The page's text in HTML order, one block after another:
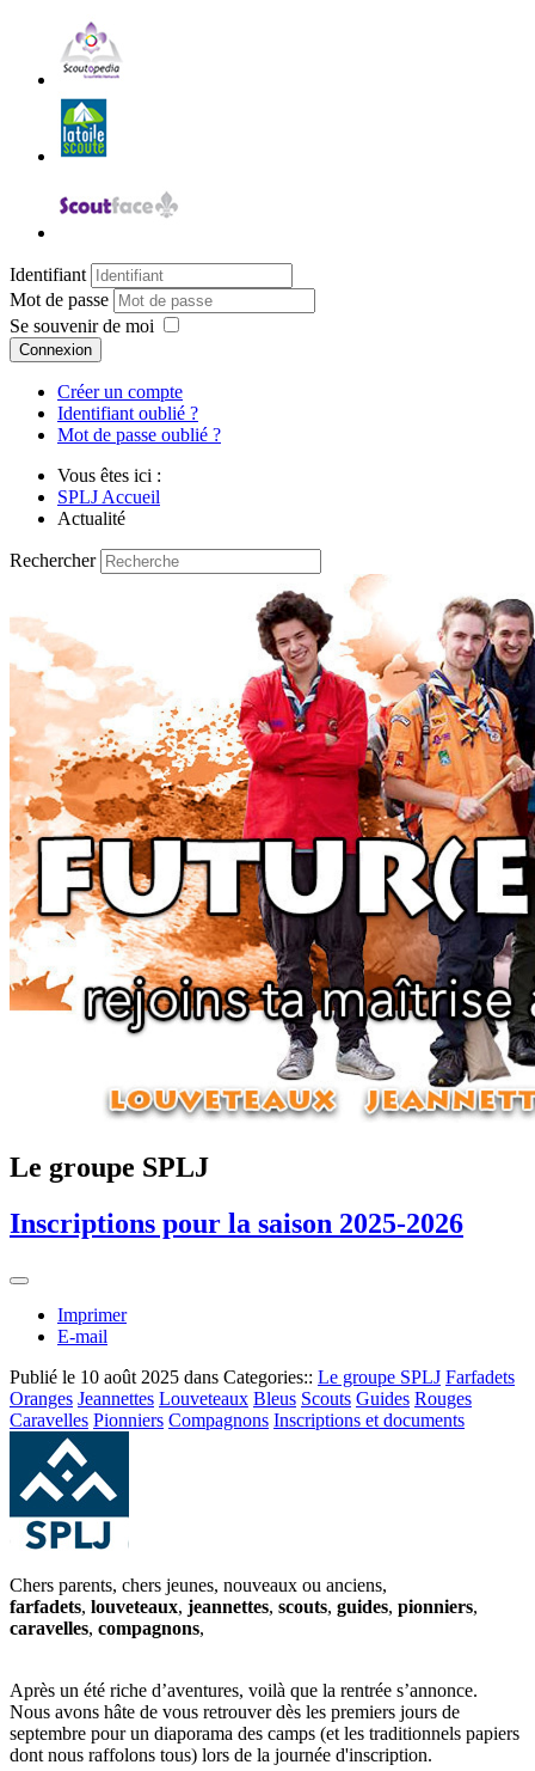
Identifiant
Mot de passe
Se souvenir de moi
Connexion
Créer un compte
Identifiant oublié ?
Mot de passe oublié ?
Vous êtes ici :
SPLJ Accueil
Actualité
Rechercher
Le groupe SPLJ
Inscriptions pour la saison 2025-2026
Imprimer
E-mail
Publié le 10 août 2025 dans Categories:: Le groupe SPLJ Farfadets
Oranges Jeannettes Louveteaux Bleus Scouts Guides Rouges
Caravelles Pionniers Compagnons Inscriptions et documents
Chers parents, chers jeunes, nouveaux ou anciens,
farfadets, louveteaux, jeannettes, scouts, guides, pionniers,
caravelles, compagnons,
Après un été riche d’aventures, voilà que la rentrée s’annonce.
Nous avons hâte de vous retrouver dès les premiers jours de
septembre pour un diaporama des camps (et les traditionnels papiers
dont nous raffolons tous) lors de la journée d'inscription.